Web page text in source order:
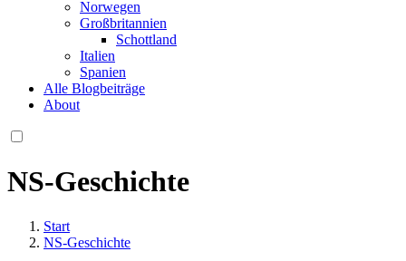
Norwegen
Großbritannien
Schottland
Italien
Spanien
Alle Blogbeiträge
About
NS-Geschichte
Start
NS-Geschichte